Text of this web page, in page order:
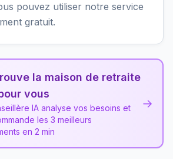
pouvez utiliser notre service
gratuit.
la maison de retraite
vous
IA analyse vos besoins et
les 3 meilleurs
en 2 min
→